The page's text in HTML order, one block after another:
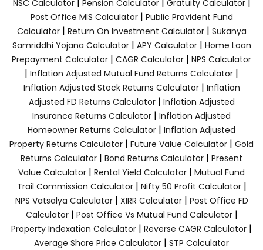
NSC Calculator Pension Calculator Gratuity Calculator
Post Office MIS Calculator| Public Provident Fund
Calculator| Return On Investment Calculator| Sukanya
Samriddhi Yojana Calculator| APY Calculator| Home Loan
Prepayment Calculator | CAGR Calculator | NPS Calculator
| Inflation Adjusted Mutual Fund Returns Calculator |
Inflation Adjusted Stock Returns Calculator| Inflation
Adjusted FD Returns Calculator| Inflation Adjusted
Insurance Returns Calculator | Inflation Adjusted
Homeowner Returns Calculator | Inflation Adjusted
Property Returns Calculator | Future Value Calculator | Gold
Returns Calculator | Bond Returns Calculator | Present
Value Calculator | Rental Yield Calculator | Mutual Fund
Trail Commission Calculator| Nifty 50 Profit Calculator|
NPS Vatsalya Calculator| XIRR Calculator| Post Office FD
Calculator| Post Office Vs Mutual Fund Calculator|
Property Indexation Calculator | Reverse CAGR Calculator |
Average Share Price Calculator | STP Calculator